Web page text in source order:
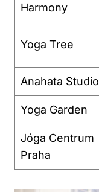
Harmony
Yoga Tree
Anahata Studio
Yoga Garden
Jóga Centrum
Praha